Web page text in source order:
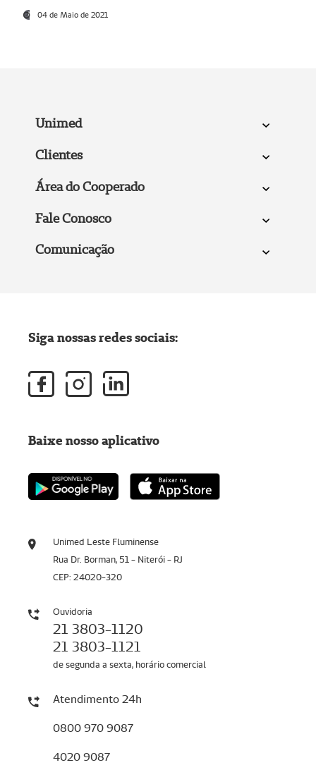
04 de Maio de 2021
Unimed
Clientes
Área do Cooperado
Fale Conosco
Comunicação
Unimed Leste Fluminense
Rua Dr. Borman, 51 - Niterói - RJ
CEP: 24020-320
Ouvidoria
21 3803-1120
21 3803-1121
de segunda a sexta, horário comercial
Atendimento 24h
0800 970 9087
4020 9087
Siga nossas redes sociais:
Baixe nosso aplicativo